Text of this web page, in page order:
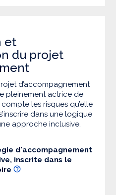
et
du projet
d’accompagnement
pleinement actrice de
les risques qu’elle
dans une logique
approche inclusive.
d'accompagnement
inscrite dans le